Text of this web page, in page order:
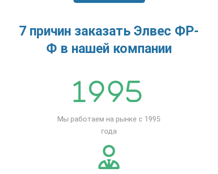
7 причин заказать Элвес ФР-
Ф в нашей компании
Мы работаем на рынке с 1995
года